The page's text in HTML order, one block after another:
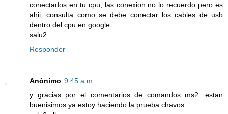
conectados en tu cpu, las conexion no lo recuerdo pero es
ahii, consulta como se debe conectar los cables de usb
dentro del cpu en google.
salu2.
Responder
Anónimo 9:45 a.m.
y gracias por el comentarios de comandos ms2. estan
buenisimos ya estoy haciendo la prueba chavos.